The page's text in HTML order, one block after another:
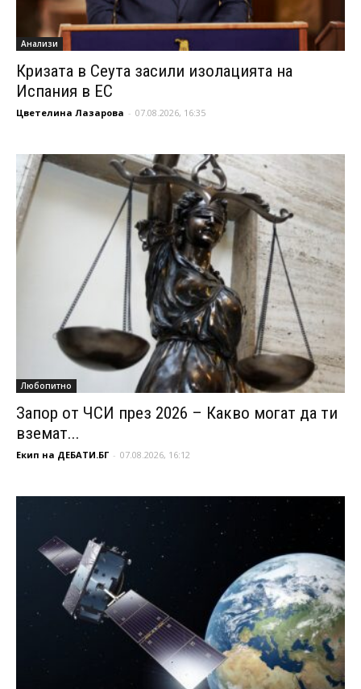
Анализи
Кризата в Сеута засили изолацията на
Испания в ЕС
Цветелина Лазарова - 07.08.2026, 16:35
Любопитно
Запор от ЧСИ през 2026 – Какво могат да ти
вземат...
Екип на ДЕБАТИ.БГ - 07.08.2026, 16:12